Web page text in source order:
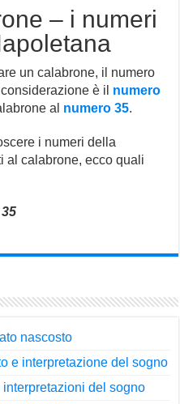
– i numeri
un calabrone, il numero
è il numero
al numero 35.
i numeri della
al calabrone, ecco quali
nascosto
e interpretazione del sogno
del sogno